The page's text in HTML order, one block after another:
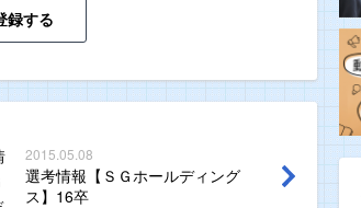
録する
2015.05.08
選考情報【ＳＧホールディング
ス】16卒